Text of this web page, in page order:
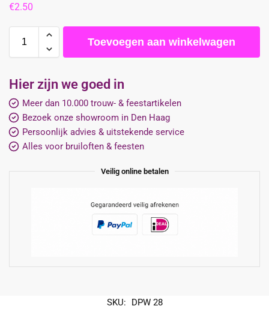
€2.50
Toevoegen aan winkelwagen
Hier zijn we goed in
Meer dan 10.000 trouw- & feestartikelen
Bezoek onze showroom in Den Haag
Persoonlijk advies & uitstekende service
Alles voor bruiloften & feesten
Veilig online betalen
SKU:
DPW 28